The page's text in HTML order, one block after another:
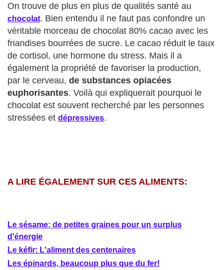
On trouve de plus en plus de qualités santé au
chocolat. Bien entendu il ne faut pas confondre un
véritable morceau de chocolat 80% cacao avec les
friandises bourrées de sucre. Le cacao réduit le taux
de cortisol, une hormone du stress. Mais il a
également la propriété de favoriser la production,
par le cerveau, de substances opiacées
euphorisantes. Voilà qui expliquerait pourquoi le
chocolat est souvent recherché par les personnes
stressées et dépressives.
A LIRE ÉGALEMENT SUR CES ALIMENTS:
Le sésame: de petites graines pour un surplus
d'énergie
Le kéfir: L'aliment des centenaires
Les épinards, beaucoup plus que du fer!